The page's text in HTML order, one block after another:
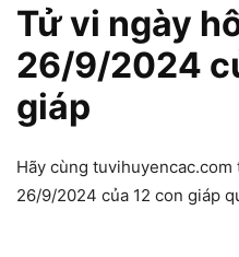
Tử vi ngày
26/9/2024
giáp
Hãy cùng
26/9/2024 của 12 con giáp